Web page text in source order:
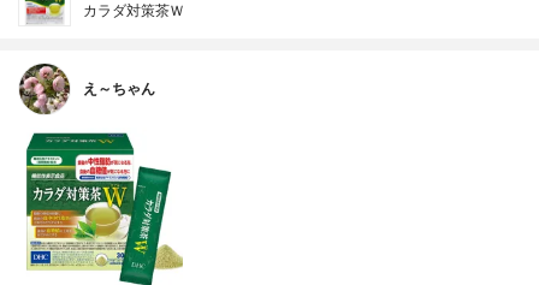
カラダ対策茶Ｗ
え～ちゃん